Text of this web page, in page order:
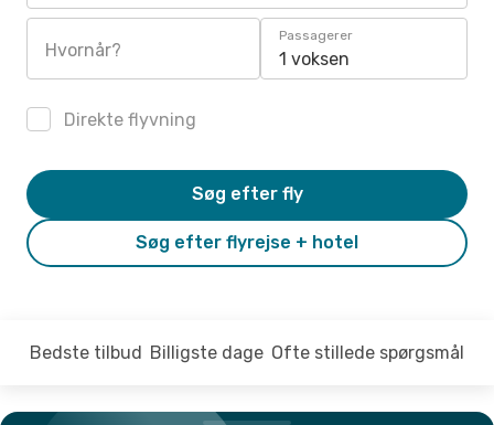
Hvornår?
Passagerer
1 voksen
Direkte flyvning
Søg efter flyrejse + hotel
Søg efter fly
Bedste tilbud Billigste dage Ofte stillede spørgsmål